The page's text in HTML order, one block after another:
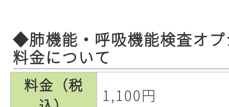
◆肺機能・呼吸機能検査オ
料金について
料金（税
1,100円